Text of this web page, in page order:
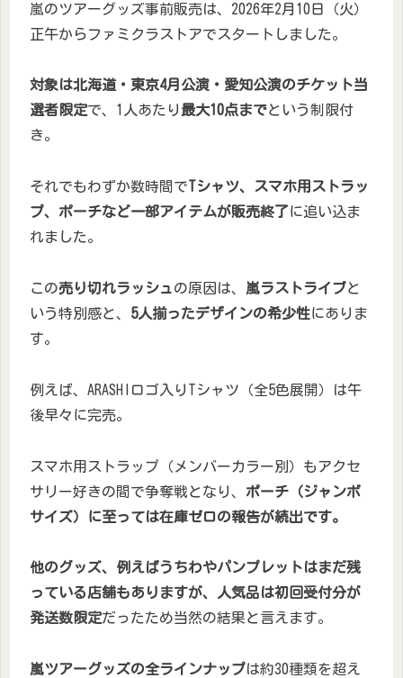
嵐のツアーグッズ事前販売は、2026年2月10日（火）
正午からファミクラストアでスタートしました。
対象は北海道・東京4月公演・愛知公演のチケット当
選者限定で、1人あたり 最大10点までという制限付
き。
それでもわずか数時間でTシャツ、スマホ用ストラッ
プ、ポーチなど一部アイテムが販売終了に追い込ま
れました。
この売り切れラッシュ の原因は、 嵐ラストライブと
いう特別感と、 5人揃ったデザインの希少性にありま
す。
例えば、ARASHIロゴ入りTシャツ（全5色展開）は午
後早々に完売。
スマホ用ストラップ（メンバーカラー別）もアクセ
サリー好きの間で争奪戦となり、 ポーチ（ジャンボ
サイズ）に至っては在庫ゼロの報告が続出です。
他のグッズ、例えばうちわやパンプレットはまだ残
っている店舗もありますが、人気品は初回受付分が
発送数限定だったため当然の結果と言えます。
嵐ツアーグッズの全ラインナップは約30種類を超え